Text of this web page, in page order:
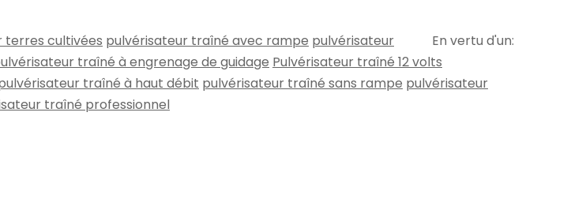
En vertu d'un:
terres cultivées pulvérisateur traîné avec rampe pulvérisateur
traîné à engrenage de guidage Pulvérisateur traîné 12 volts
traîné à haut débit pulvérisateur traîné sans rampe pulvérisateur
traîné professionnel